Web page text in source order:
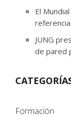
El
JUNG
de pared
Formación